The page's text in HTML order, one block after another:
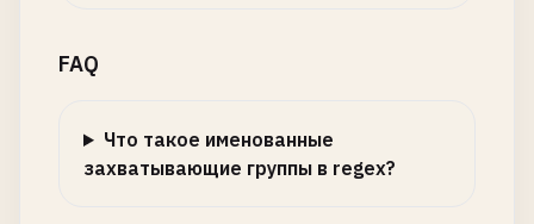
FAQ
Что такое именованные
захватывающие группы в regex?